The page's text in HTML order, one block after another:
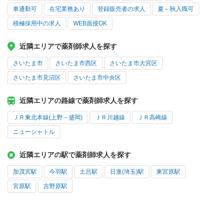
車通勤可 在宅業務あり 登録販売者の求人 夏～秋入職可
積極採用中の求人 WEB面接OK
近隣エリアで薬剤師求人を探す
さいたま市 さいたま市西区 さいたま市大宮区
さいたま市見沼区 さいたま市中央区
近隣エリアの路線で薬剤師求人を探す
ＪＲ東北本線(上野－盛岡) ＪＲ川越線 ＪＲ高崎線
ニューシャトル
近隣エリアの駅で薬剤師求人を探す
加茂宮駅 今羽駅 土呂駅 日進(埼玉)駅 東宮原駅
宮原駅 吉野原駅